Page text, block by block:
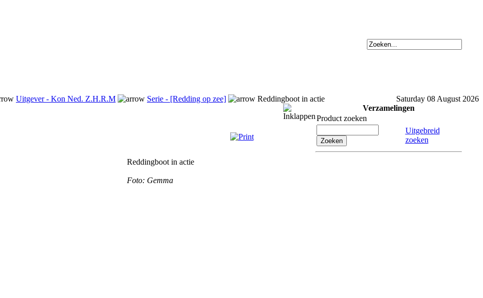
Uitgever - Kon Ned. Z.H.R.M Serie - [Redding op zee] Reddingboot in actie
Saturday 08 August 2026
Reddingboot in actie
Foto: Gemma
Verzamelingen
Product zoeken
Uitgebreid
zoeken